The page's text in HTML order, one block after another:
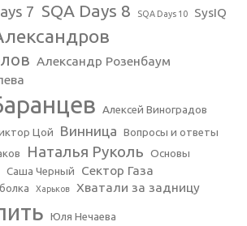
7 SQA Days 8 SQA Days 10 SysIQ
Александр Розенбаум
Алексей Виноградов
Цой Винница Вопросы и ответы
Наталья Руколь Основы
Саша Черный Сектор Газа
Харьков Хватали за задницу
Юля Нечаева